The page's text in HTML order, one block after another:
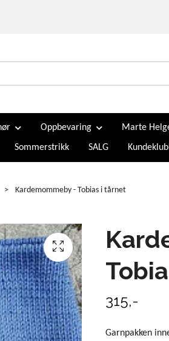
Oppbevaring Marte
Sommerstrikk SALG
Kardemommeby - Tobias i tårnet
315,-
Garnpakken